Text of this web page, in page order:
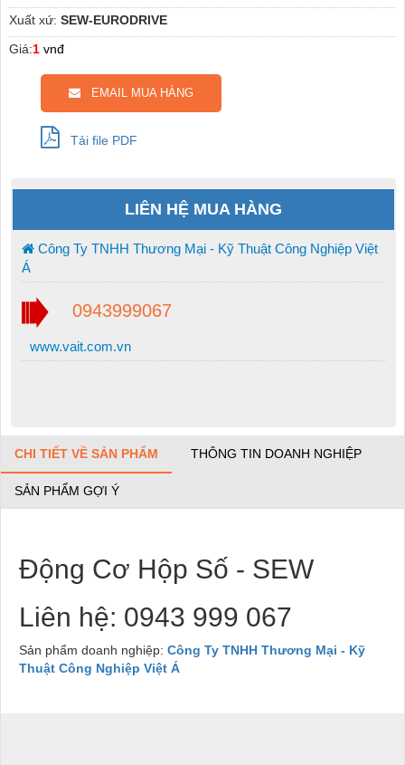
Xuất xứ: SEW-EURODRIVE
Giá:1 vnđ
EMAIL MUA HÀNG
Tải file PDF
LIÊN HỆ MUA HÀNG
Công Ty TNHH Thương Mại - Kỹ Thuật Công Nghiệp Việt
Á
0943999067
www.vait.com.vn
CHI TIẾT VỀ SẢN PHẨM THÔNG TIN DOANH NGHIỆP
SẢN PHẨM GỢI Ý
Động Cơ Hộp Số - SEW
Liên hệ: 0943 999 067
Sản phẩm doanh nghiệp: Công Ty TNHH Thương Mại - Kỹ
Thuật Công Nghiệp Việt Á